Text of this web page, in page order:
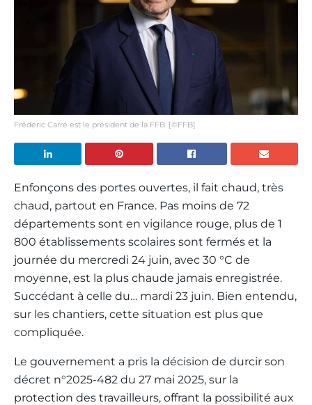
Frédéric Carré est le président de la FFB. [©FFB]
Enfonçons des portes ouvertes, il fait chaud, très
chaud, partout en France. Pas moins de 72
départements sont en vigilance rouge, plus de 1
800 établissements scolaires sont fermés et la
journée du mercredi 24 juin, avec 30 °C de
moyenne, est la plus chaude jamais enregistrée.
Succédant à celle du… mardi 23 juin. Bien entendu,
sur les chantiers, cette situation est plus que
compliquée.
Le gouvernement a pris la décision de durcir son
décret n°2025-482 du 27 mai 2025, sur la
protection des travailleurs, offrant la possibilité aux